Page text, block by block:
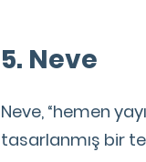
5. Neve
Neve, “hemen
tasarlanmış bir